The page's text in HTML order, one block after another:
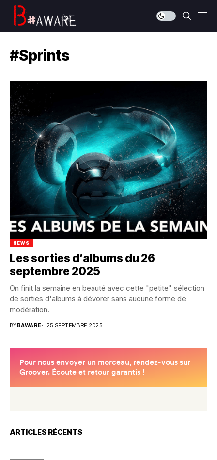
#Sprints
NEWS
Les sorties d’albums du 26
septembre 2025
On finit la semaine en beauté avec cette "petite" sélection
de sorties d'albums à dévorer sans aucune forme de
modération.
BYBAWARE 25 SEPTEMBRE 2025
ARTICLES RÉCENTS